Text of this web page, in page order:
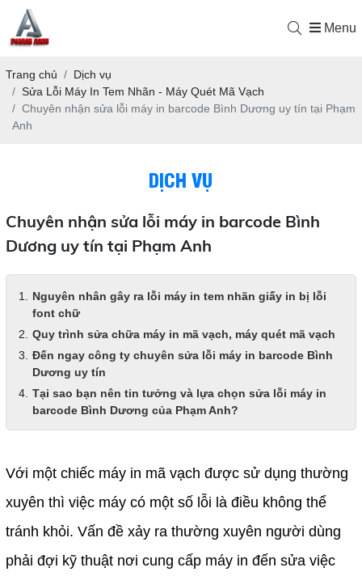
Menu
Trang chủ
Dịch vụ
Sửa Lỗi Máy In Tem Nhãn - Máy Quét Mã Vạch
Chuyên nhận sửa lỗi máy in barcode Bình Dương uy tín tại Phạm
Anh
DỊCH VỤ
Chuyên nhận sửa lỗi máy in barcode Bình
Dương uy tín tại Phạm Anh
Nguyên nhân gây ra lỗi máy in tem nhãn giấy in bị lỗi
font chữ
Quy trình sửa chữa máy in mã vạch, máy quét mã vạch
Đến ngay công ty chuyên sửa lỗi máy in barcode Bình
Dương uy tín
Tại sao bạn nên tin tưởng và lựa chọn sửa lỗi máy in
barcode Bình Dương của Phạm Anh?
Với một chiếc máy in mã vạch được sử dụng thường
xuyên thì việc máy có một số lỗi là điều không thể
tránh khỏi. Vấn đề xảy ra thường xuyên người dùng
phải đợi kỹ thuật nơi cung cấp máy in đến sửa việc